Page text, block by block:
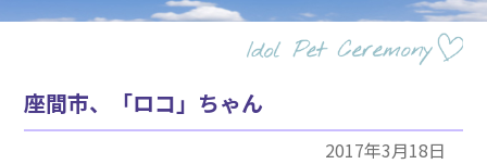
座間市、「ロコ」ちゃん
2017年3月18日